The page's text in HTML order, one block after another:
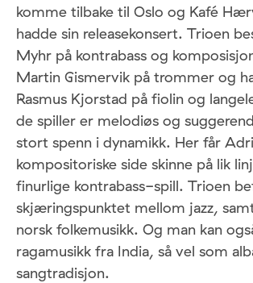
komme tilbake til Oslo og Kafé
hadde sin releasekonsert. Trioen
Myhr på kontrabass og
Martin Gismervik på trommer og
Rasmus Kjorstad på fiolin og
de spiller er melodiøs og
stort spenn i dynamikk. Her får
kompositoriske side skinne på lik
finurlige kontrabass-spill. Trioen
skjæringspunktet mellom jazz,
norsk folkemusikk. Og man kan
ragamusikk fra India, så vel som
sangtradisjon.